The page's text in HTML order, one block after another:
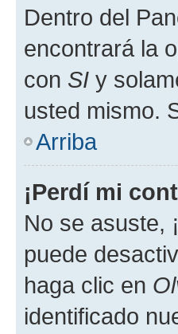
Dentro del
encontrará la
con SI y
usted mismo.
Arriba
¡Perdí mi
No se asuste,
puede
haga clic en
identificado